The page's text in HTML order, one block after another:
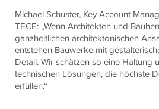
Michael Schuster, Key Account
TECE: „Wenn Architekten und
ganzheitlichen architektonischen
entstehen Bauwerke mit
Detail. Wir schätzen so eine Haltung
technischen Lösungen, die höchste
erfüllen.“